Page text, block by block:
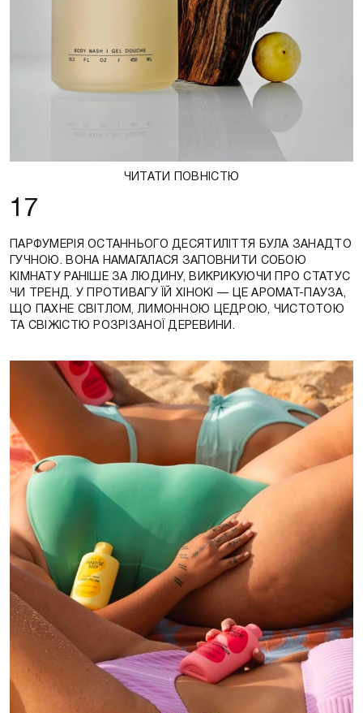
ЧИТАТИ ПОВНІСТЮ
17
ПАРФУМЕРІЯ ОСТАННЬОГО ДЕСЯТИЛІТТЯ БУЛА ЗАНАДТО
ГУЧНОЮ. ВОНА НАМАГАЛАСЯ ЗАПОВНИТИ СОБОЮ
КІМНАТУ РАНІШЕ ЗА ЛЮДИНУ, ВИКРИКУЮЧИ ПРО СТАТУС
ЧИ ТРЕНД. У ПРОТИВАГУ ЇЙ ХІНОКІ — ЦЕ АРОМАТ-ПАУЗА,
ЩО ПАХНЕ СВІТЛОМ, ЛИМОННОЮ ЦЕДРОЮ, ЧИСТОТОЮ
ТА СВІЖІСТЮ РОЗРІЗАНОЇ ДЕРЕВИНИ.